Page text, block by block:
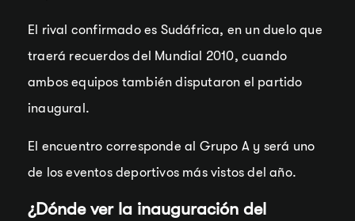
El rival confirmado es Sudáfrica, en un duelo que
traerá recuerdos del Mundial 2010, cuando
ambos equipos también disputaron el partido
inaugural.
El encuentro corresponde al Grupo A y será uno
de los eventos deportivos más vistos del año.
¿Dónde ver la inauguración del